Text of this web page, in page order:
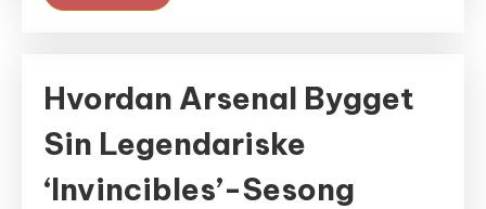
Hvordan Arsenal Bygget
Sin Legendariske
‘Invincibles’-Sesong